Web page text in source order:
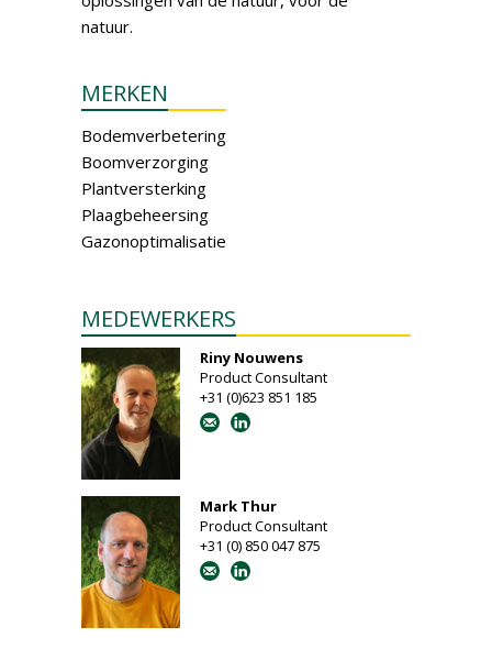
natuur.
MERKEN
Bodemverbetering
Boomverzorging
Plantversterking
Plaagbeheersing
Gazonoptimalisatie
MEDEWERKERS
Riny Nouwens
Product Consultant
+31 (0)623 851 185
Mark Thur
Product Consultant
+31 (0) 850 047 875